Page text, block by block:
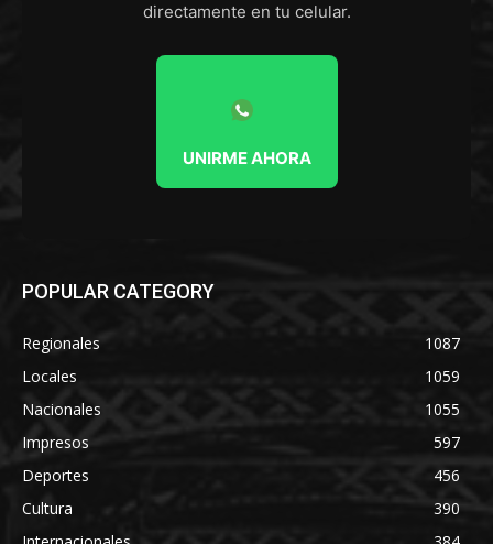
directamente en tu celular.
UNIRME AHORA
POPULAR CATEGORY
Regionales
1087
Locales
1059
Nacionales
1055
Impresos
597
Deportes
456
Cultura
390